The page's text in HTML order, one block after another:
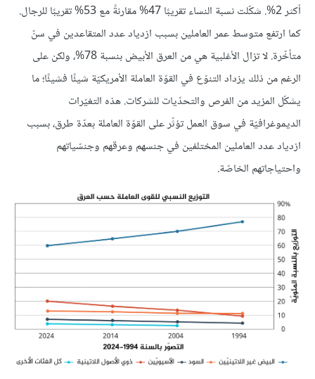
أكثر 2%. شكّلت نسبة النساء تقريبًا 47% مقارنةً مع 53% تقريبًا للرجال.
كما ارتفع متوسط عمر العاملين بسبب ازدياد عدد المتقاعدين في سنّ
متأخّرة. لا تزال الأغلبية هي من العرق الأبيض بنسبة 78%، ولكن على
الرغم من ذلك يزداد التنوّع في القوّة العاملة الأمريكيّة شيئًا فشيئًا؛ ما
يشكّل المزيد من الفرص والتحدّيات للشركات. هذه التغيّرات
الديموغرافيّة في سوق العمل تؤثّر على القوّة العاملة بعدّة طرق، بسبب
ازدياد عدد العاملين المختلفين في جنسهم وعرقهم وجنسّياتهم
واحتياجاتهم الخاصّة.